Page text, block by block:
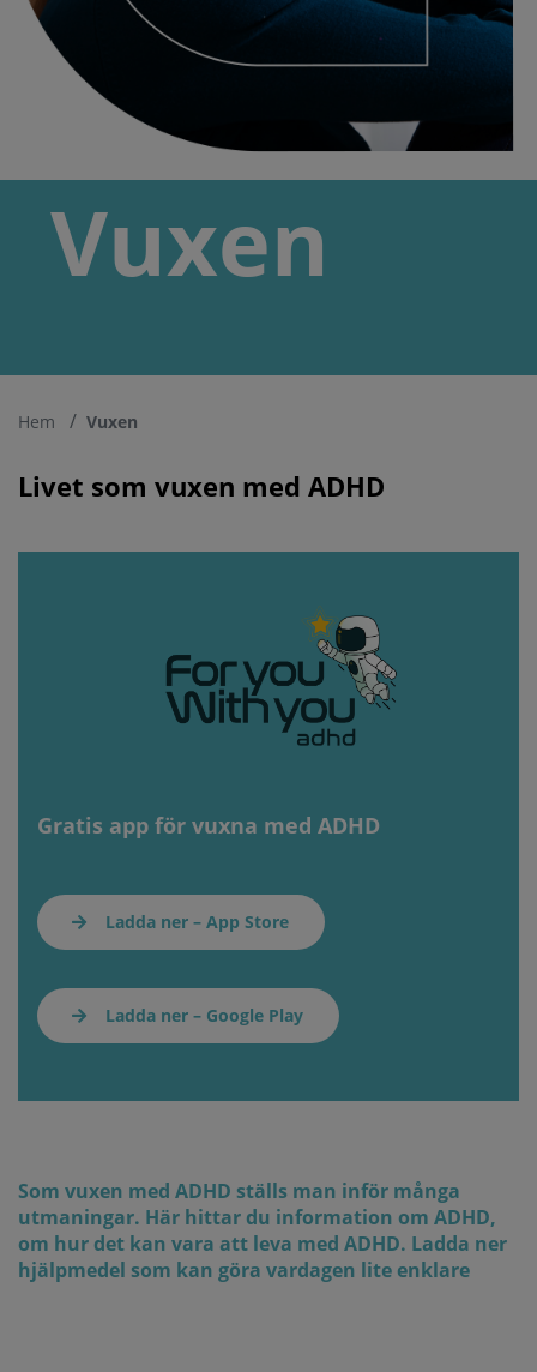
Vuxen
Hem Vuxen
Livet som vuxen med ADHD
Gratis app för vuxna med ADHD
Ladda ner – App Store
Ladda ner – Google Play
Som vuxen med ADHD ställs man inför många
utmaningar. Här hittar du information om ADHD,
om hur det kan vara att leva med ADHD. Ladda ner
hjälpmedel som kan göra vardagen lite enklare